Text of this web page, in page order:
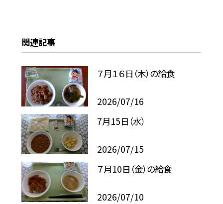
関連記事
７月１６日（木）の給食
2026/07/16
7月15日（水）
2026/07/15
７月10日（金）の給食
2026/07/10